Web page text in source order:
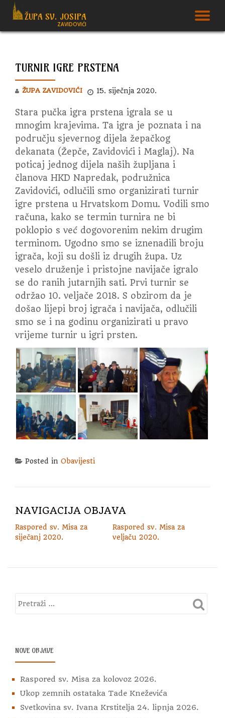
to
ŽUPA SV. JOSIPA
ZAVIDOVIĆI
TURNIR IGRE PRSTENA
ŽUPA ZAVIDOVIĆI 15. siječnja 2020.
Stara pučka igra prstena igrala se u
mnogim krajevima. Ta igra je poznata i na
području sjevernog dijela žepačkog
dekanata (Žepče, Zavidovići i Maglaj). Na
poticaj jednog dijela naših župljana i
članova HKD Napredak, podružnica
Zavidovići, odlučili smo organizirati turnir
igre prstena u Hrvatskom Domu. Vodili smo
računa, kako se termin turnira ne bi
poklopio s već dogovorenim nekim drugim
terminom. Ugodno smo se iznenadili broju
igrača, koji su došli iz drugih župa. Uz
veselo druženje i pristojne navijače igralo
se do ranih jutarnjih sati. Prvi turnir se
održao 10. veljače 2018. S obzirom da je
došao lijepi broj igrača i navijača, odlučili
smo se i na godinu organizirati u pravo
vrijeme turnir u igri prsten.
Posted in Obavijesti
NAVIGACIJA OBJAVA
Raspored sv. Misa za
siječanj 2020.
Raspored sv. Misa za
veljaču 2020.
NOVE OBJAVE
Raspored sv. Misa za kolovoz 2026.
Ukop zemnih ostataka Tade Kneževića
Svetkovina sv. Ivana Krstitelja 24. lipnja 2026.